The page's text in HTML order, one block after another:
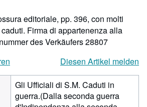
editoriale, pp. 396, con molti
Firma di appartenenza alla
des Verkäufers 28807
Diesen Artikel melden
Gli Ufficiali di S.M. Caduti in
guerra.(Dalla seconda guerra